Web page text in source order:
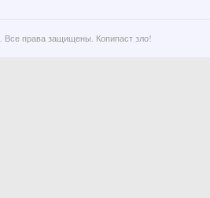
. Все права защищены. Копипаст зло!